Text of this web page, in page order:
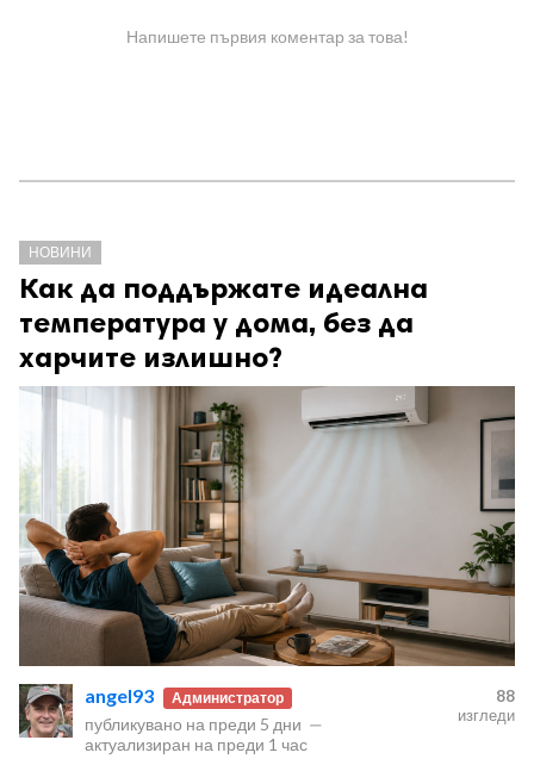
Напишете първия коментар за това!
НОВИНИ
Как да поддържате идеална
температура у дома, без да
харчите излишно?
angel93 Администратор
публикувано на преди 5 дни —
актуализиран на преди 1 час
88
изгледи